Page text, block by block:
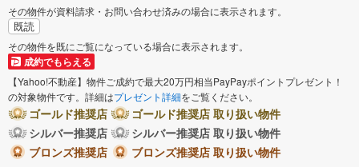
その物件が資料請求・お問い合わせ済みの場合に表示されます。
既読
その物件を既にご覧になっている場合に表示されます。
成約でもらえる
【Yahoo!不動産】物件ご成約で最大20万円相当PayPayポイントプレゼント！
の対象物件です。詳細はプレゼント詳細をご覧ください。
ゴールド推奨店
ゴールド推奨店 取り扱い物件
シルバー推奨店
シルバー推奨店 取り扱い物件
ブロンズ推奨店
ブロンズ推奨店 取り扱い物件